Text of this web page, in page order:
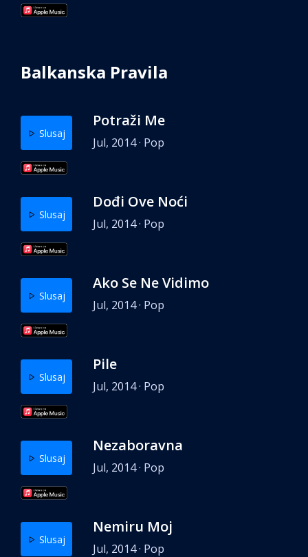
Balkanska Pravila
Slusaj
Potraži Me
Jul, 2014 · Pop
Slusaj
Dođi Ove Noći
Jul, 2014 · Pop
Slusaj
Ako Se Ne Vidimo
Jul, 2014 · Pop
Slusaj
Pile
Jul, 2014 · Pop
Slusaj
Nezaboravna
Jul, 2014 · Pop
Slusaj
Nemiru Moj
Jul, 2014 · Pop